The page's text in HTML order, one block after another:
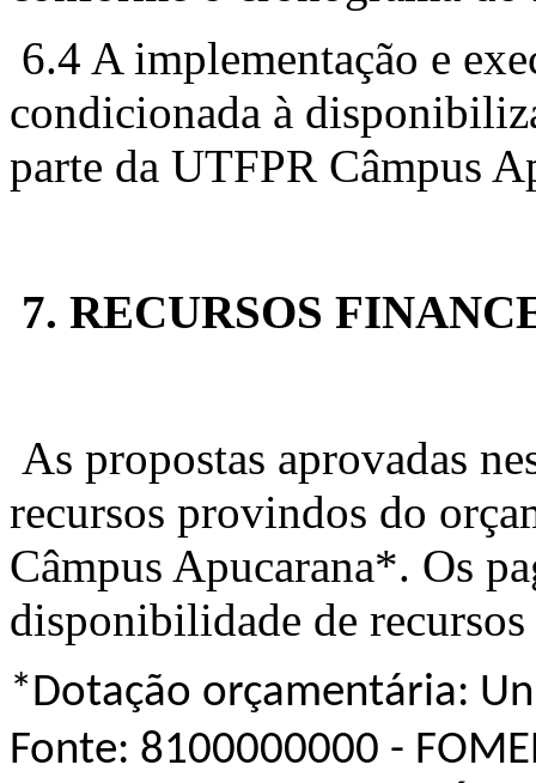
6.4 A implementação e
condicionada à
parte da UTFPR Câmpus
7. RECURSOS
As propostas aprovadas
recursos provindos do
Câmpus Apucarana*. Os
disponibilidade de
*Dotação orçamentária:
Fonte: 8100000000 -